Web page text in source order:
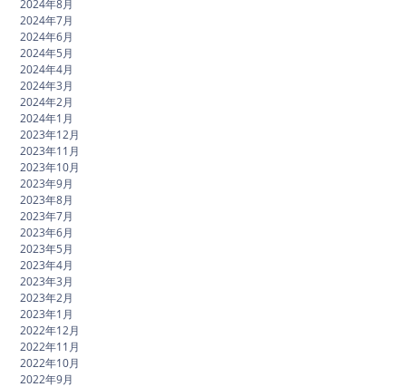
2024年8月
2024年7月
2024年6月
2024年5月
2024年4月
2024年3月
2024年2月
2024年1月
2023年12月
2023年11月
2023年10月
2023年9月
2023年8月
2023年7月
2023年6月
2023年5月
2023年4月
2023年3月
2023年2月
2023年1月
2022年12月
2022年11月
2022年10月
2022年9月